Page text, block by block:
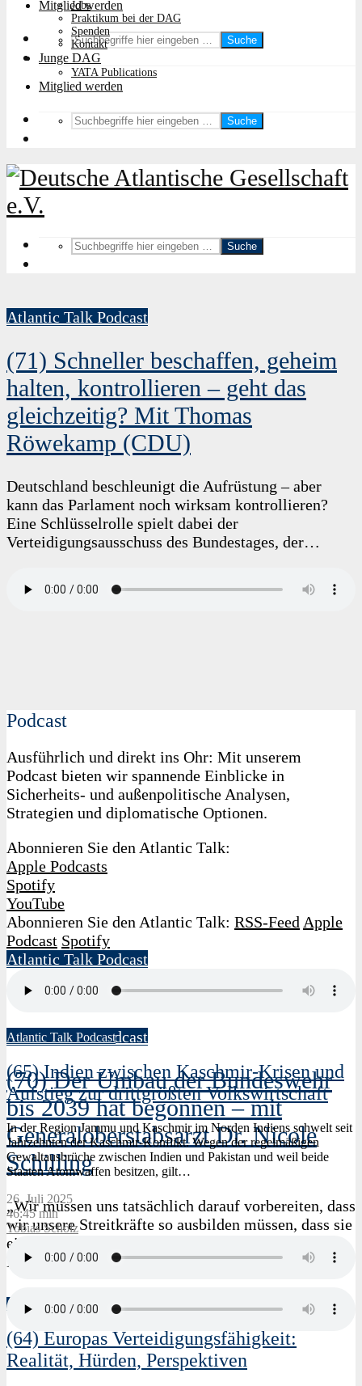
Mitglied werden
Suche
Jobs
Praktikum bei der DAG
Spenden
Kontakt
Junge DAG
YATA Publications
Mitglied werden
Suche
Suche
Atlantic Talk Podcast
(71) Schneller beschaffen, geheim
halten, kontrollieren – geht das
gleichzeitig? Mit Thomas
Röwekamp (CDU)
Deutschland beschleunigt die Aufrüstung – aber
kann das Parlament noch wirksam kontrollieren?
Eine Schlüsselrolle spielt dabei der
Verteidigungsausschuss des Bundestages, der…
Thomas Röwekamp
Atlantic Talk Podcast
(70) Der Umbau der Bundeswehr
bis 2039 hat begonnen – mit
Generaloberstabsarzt Dr. Nicole
Schilling
„Wir müssen uns tatsächlich darauf vorbereiten, dass
wir unsere Streitkräfte so ausbilden müssen, dass sie
einen Einsatz und das heißt eben auch in einem
Krieg gegen einen…
Podcast
Ausführlich und direkt ins Ohr: Mit unserem
Podcast bieten wir spannende Einblicke in
Sicherheits- und außenpolitische Analysen,
Strategien und diplomatische Optionen.
Abonnieren Sie den Atlantic Talk:
Apple Podcasts
Spotify
YouTube
Abonnieren Sie den Atlantic Talk: RSS-Feed Apple
Podcast Spotify
Atlantic Talk Podcast
Atlantic Talk Podcast
(65) Indien zwischen Kaschmir-Krisen und
Aufstieg zur drittgrößten Volkswirtschaft
In der Region Jammu und Kaschmir im Norden Indiens schwelt seit
Jahrzehnten der Kaschmir-Konflikt. Wegen der regelmäßigen
Gewaltausbrüche zwischen Indien und Pakistan und weil beide
Staaten Atomwaffen besitzen, gilt…
26. Juli 2025
46:45 min
Tobias Scholz
Atlantic Talk Podcast
(64) Europas Verteidigungsfähigkeit:
Realität, Hürden, Perspektiven